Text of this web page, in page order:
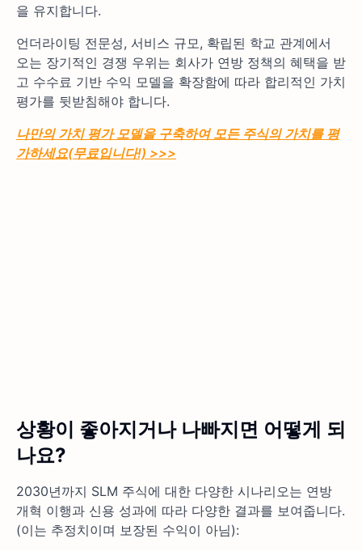
을 유지합니다.
언더라이팅 전문성, 서비스 규모, 확립된 학교 관계에서
오는 장기적인 경쟁 우위는 회사가 연방 정책의 혜택을 받
고 수수료 기반 수익 모델을 확장함에 따라 합리적인 가치
평가를 뒷받침해야 합니다.
나만의 가치 평가 모델을 구축하여 모든 주식의 가치를 평
가하세요(무료입니다!) >>>
상황이 좋아지거나 나빠지면 어떻게 되
나요?
2030년까지 SLM 주식에 대한 다양한 시나리오는 연방
개혁 이행과 신용 성과에 따라 다양한 결과를 보여줍니다.
(이는 추정치이며 보장된 수익이 아님):